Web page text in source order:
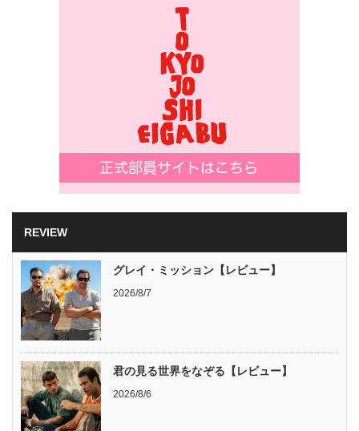
REVIEW
グレイ・ミッション【レビュー】
2026/8/7
君の見る世界をなぞる【レビュー】
2026/8/6